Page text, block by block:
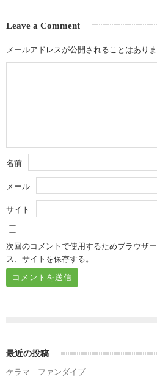
Leave a Comment
メールアドレスが公開されることはありま
名前
メール
サイト
次回のコメントで使用するためブラウザ
ス、サイトを保存する。
最近の投稿
ケラマ ファンダイブ